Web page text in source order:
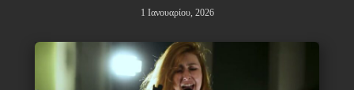
1 Ιανουαρίου, 2026